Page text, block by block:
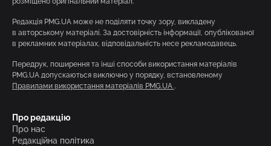
Редакція PMG.UA може не поділяти точку зору, викладену
в авторському матеріалі. За достовірність інформації, опублікованої
в рекламних матеріалах, відповідальність несе рекламодавець.
Передрук, поширення та інші способи використання матеріалів
PMG.UA допускаються виключно у порядку, встановленому
Правилами використання матеріалів PMG.UA .
Про редакцію
Про нас
Редакційна політика